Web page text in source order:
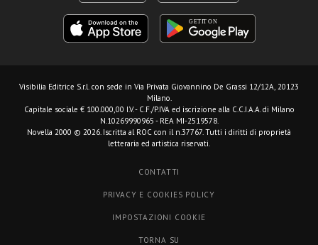
Visibilia Editrice S.r.l. con sede in Via Privata Giovannino De Grassi 12/12A, 20123
Milano.
Capitale sociale € 100.000,00 I.V. - C.F./P.IVA ed iscrizione alla C.C.I.A.A. di Milano
N.10269990965 - REA MI-2519578.
Novella 2000 © 2026. Iscritta al ROC con il n.37767. Tutti i diritti di proprietà
letteraria ed artistica riservati.
CONTATTI
PRIVACY E COOKIES POLICY
IMPOSTAZIONI COOKIE
TORNA SU